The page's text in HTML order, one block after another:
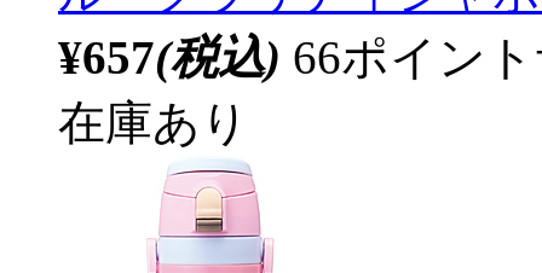
¥657(税込) 66ポイン
在庫あり